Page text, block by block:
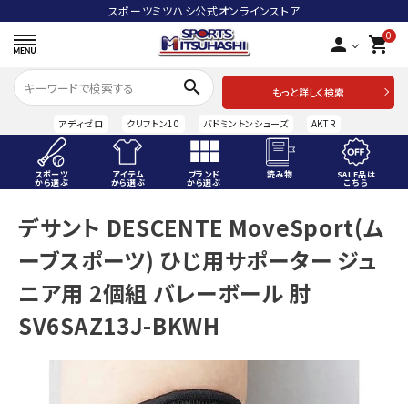
スポーツミツハシ公式オンラインストア
person 0
shopping_cart
search
もっと詳しく検索
アディゼロ クリフトン10 バドミントンシューズ AKTR
スポーツ
から選ぶ
アイテム
から選ぶ
ブランド
から選ぶ
読み物 SALE品は
こちら
ACCOUNT MENU
ようこそ ゲスト 様
meeting_room ログイン person 会員登録
スポーツから選ぶ
デサント DESCENTE MoveSport(ム
ーブスポーツ) ひじ用サポーター ジュ
ニア用 2個組 バレーボール 肘
SV6SAZ13J-BKWH